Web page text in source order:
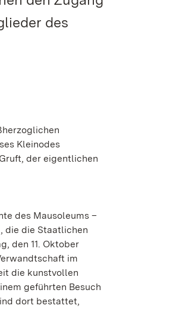
des
Kleinodes
der eigentlichen
des Mausoleums –
die die Staatlichen
den 11. Oktober
im
die kunstvollen
geführten Besuch
dort bestattet,